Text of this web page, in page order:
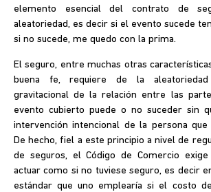
elemento esencial del contrato de
aleatoriedad, es decir si el evento sucede
si no sucede, me quedo con la prima.
El seguro, entre muchas otras
buena fe, requiere de la
gravitacional de la relación entre las
evento cubierto puede o no suceder sin
intervención intencional de la persona que
De hecho, fiel a este principio a nivel de
de seguros, el Código de Comercio
actuar como si no tuviese seguro, es decir
estándar que uno emplearía si el costo